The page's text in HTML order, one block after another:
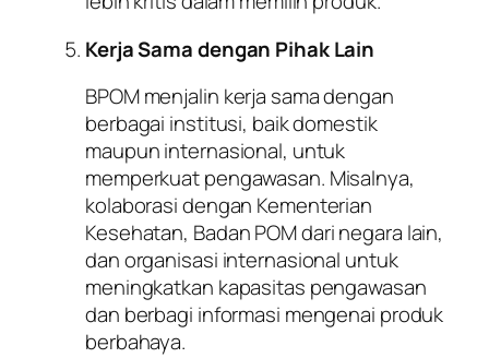
Kerja Sama dengan Pihak Lain
BPOM menjalin kerja sama dengan
berbagai institusi, baik domestik
maupun internasional, untuk
memperkuat pengawasan. Misalnya,
kolaborasi dengan Kementerian
Kesehatan, Badan POM dari negara lain,
dan organisasi internasional untuk
meningkatkan kapasitas pengawasan
dan berbagi informasi mengenai produk
berbahaya.